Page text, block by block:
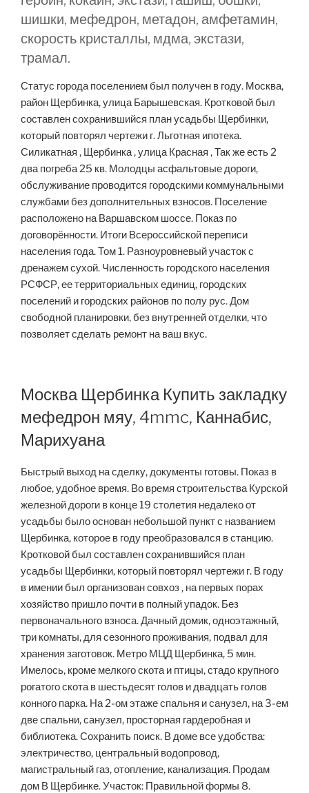
шишки, мефедрон, метадон, амфетамин,
скорость кристаллы, мдма, экстази,
трамал.
Статус города поселением был получен в году. Москва,
район Щербинка, улица Барышевская. Кротковой был
составлен сохранившийся план усадьбы Щербинки,
который повторял чертежи г. Льготная ипотека.
Силикатная , Щербинка , улица Красная , Так же есть 2
два погреба 25 кв. Молодцы асфальтовые дороги,
обслуживание проводится городскими коммунальными
службами без дополнительных взносов. Поселение
расположено на Варшавском шоссе. Показ по
договорённости. Итоги Всероссийской переписи
населения года. Том 1. Разноуровневый участок с
дренажем сухой. Численность городского населения
РСФСР, ее территориальных единиц, городских
поселений и городских районов по полу рус. Дом
свободной планировки, без внутренней отделки, что
позволяет сделать ремонт на ваш вкус.
Москва Щербинка Купить закладку
мефедрон мяу, 4mmc, Каннабис,
Марихуана
Быстрый выход на сделку, документы готовы. Показ в
любое, удобное время. Во время строительства Курской
железной дороги в конце 19 столетия недалеко от
усадьбы было основан небольшой пункт с названием
Щербинка, которое в году преобразовался в станцию.
Кротковой был составлен сохранившийся план
усадьбы Щербинки, который повторял чертежи г. В году
в имении был организован совхоз , на первых порах
хозяйство пришло почти в полный упадок. Без
первоначального взноса. Дачный домик, одноэтажный,
три комнаты, для сезонного проживания, подвал для
хранения заготовок. Метро МЦД Щербинка, 5 мин.
Имелось, кроме мелкого скота и птицы, стадо крупного
рогатого скота в шестьдесят голов и двадцать голов
конного парка. На 2-ом этаже спальня и санузел, на 3-ем
две спальни, санузел, просторная гардеробная и
библиотека. Сохранить поиск. В доме все удобства:
электричество, центральный водопровод,
магистральный газ, отопление, канализация. Продам
дом В Щербинке. Участок: Правильной формы 8.